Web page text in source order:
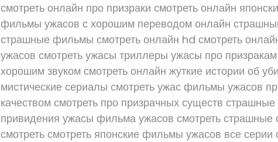
смотреть онлайн про призраки смотреть онлайн
фильмы ужасов с хорошим переводом онлайн
страшные фильмы смотреть онлайн hd смотреть
ужасов смотреть ужасы триллеры ужасы про
хорошим звуком смотреть онлайн жуткие истории об
мистические сериалы смотреть ужас фильмы ужасов
качеством смотреть про призрачных существ
привидения ужасы фильма ужасов смотреть страшные
смотреть смотреть японские фильмы ужасов все серии